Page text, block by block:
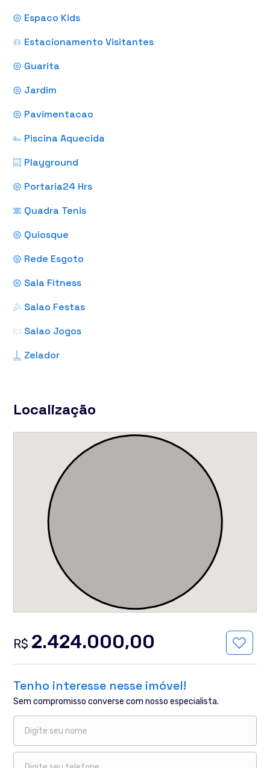
Espaco Kids
Estacionamento Visitantes
Guarita
Jardim
Pavimentacao
Piscina Aquecida
Playground
Portaria24 Hrs
Quadra Tenis
Quiosque
Rede Esgoto
Sala Fitness
Salao Festas
Salao Jogos
Zelador
Localização
R$ 2.424.000,00
Tenho interesse nesse imóvel!
Sem compromisso converse com nosso especialista.